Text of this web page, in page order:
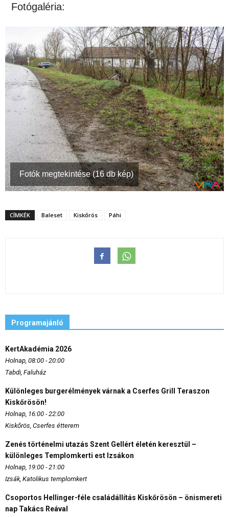
Fotógaléria:
Fotók megtekintése (16 db kép)
CÍMKÉK Baleset Kiskőrös Páhi
Programajánló
KertAkadémia 2026
Holnap, 08:00 - 20:00
Tabdi, Faluház
Különleges burgerélmények várnak a Cserfes Grill Teraszon
Kiskőrösön!
Holnap, 16:00 - 22:00
Kiskőrös, Cserfes étterem
Zenés történelmi utazás Szent Gellért életén keresztül –
különleges Templomkerti est Izsákon
Holnap, 19:00 - 21:00
Izsák, Katolikus templomkert
Csoportos Hellinger-féle családállítás Kiskőrösön – önismereti
nap Takács Reával